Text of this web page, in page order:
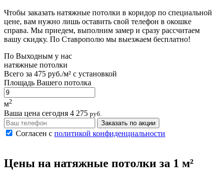
Чтобы заказать натяжные потолки в коридор по специальной
цене, вам нужно лишь оставить свой телефон в окошке
справа. Мы приедем, выполним замер и сразу рассчитаем
вашу скидку. По Ставрополю мы выезжаем бесплатно!
По Выходным у нас
натяжные потолки
Всего за 475 руб./м² с установкой
Площадь Вашего потолка
м2
Ваша цена сегодня 4 275 руб.
Заказать по акции
Согласен с политикой конфиденциальности
Цены на натяжные потолки за 1 м²